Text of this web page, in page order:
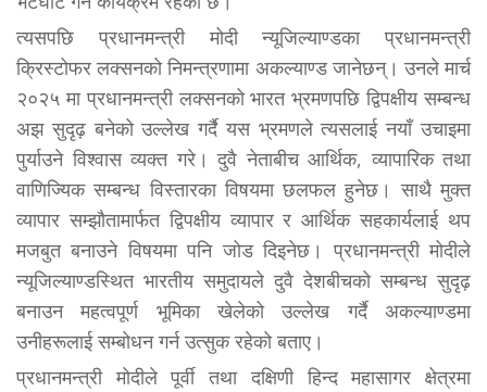
त्यसपछि प्रधानमन्त्री मोदी न्यूजिल्याण्डका प्रधानमन्त्री
क्रिस्टोफर लक्सनको निमन्त्रणामा अकल्याण्ड जानेछन्। उनले मार्च
२०२५ मा प्रधानमन्त्री लक्सनको भारत भ्रमणपछि द्विपक्षीय सम्बन्ध
अझ सुदृढ़ बनेको उल्लेख गर्दै यस भ्रमणले त्यसलाई नयाँ उचाइमा
पुर्याउने विश्वास व्यक्त गरे। दुवै नेताबीच आर्थिक, व्यापारिक तथा
वाणिज्यिक सम्बन्ध विस्तारका विषयमा छलफल हुनेछ। साथै मुक्त
व्यापार सम्झौतामार्फत द्विपक्षीय व्यापार र आर्थिक सहकार्यलाई थप
मजबुत बनाउने विषयमा पनि जोड दिइनेछ। प्रधानमन्त्री मोदीले
न्यूजिल्याण्डस्थित भारतीय समुदायले दुवै देशबीचको सम्बन्ध सुदृढ़
बनाउन महत्वपूर्ण भूमिका खेलेको उल्लेख गर्दै अकल्याण्डमा
उनीहरूलाई सम्बोधन गर्न उत्सुक रहेको बताए।
प्रधानमन्त्री मोदीले पूर्वी तथा दक्षिणी हिन्द महासागर क्षेत्रमा